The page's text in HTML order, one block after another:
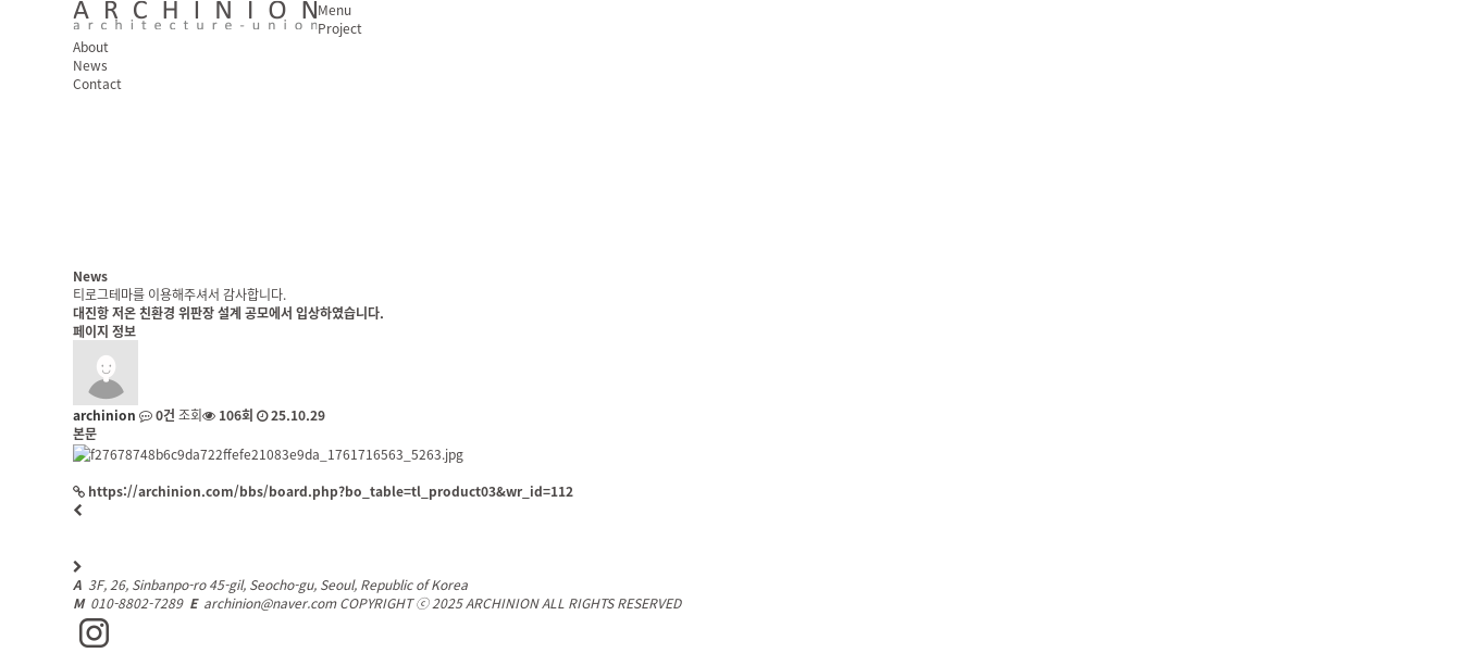
Menu
Project
About
News
Contact
Login
News
티로그테마를 이용해주셔서 감사합니다.
대진항 저온 친환경 위판장 설계 공모에서 입상하였습니다.
페이지 정보
archinion 0건 조회 106회
25.10.29
본문
https://archinion.com/bbs/board.php?bo_table=tl_product03&wr_id=112
A 3F, 26, Sinbanpo-ro 45-gil, Seocho-gu, Seoul, Republic of Korea
M010-8802-7289 Earchinion@naver.com COPYRIGHT ⓒ 2025 ARCHINION ALL RIGHTS RESERVED